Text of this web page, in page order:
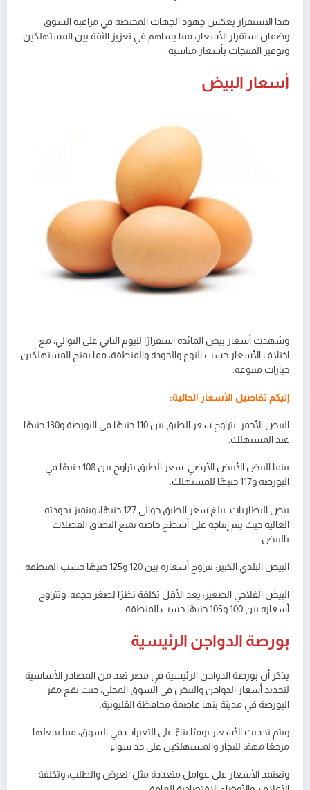
هذا الاستقرار يعكس جهود الجهات المختصة في مراقبة السوق
وضمان استقرار الأسعار، مما يساهم في تعزيز الثقة بين المستهلكين
وتوفير المنتجات بأسعار مناسبة.
أسعار البيض
وشهدت أسعار بيض المائدة استقرارًا لليوم الثاني على التوالي، مع
اختلاف الأسعار حسب النوع والجودة والمنطقة، مما يمنح المستهلكين
خيارات متنوعة.
إليكم تفاصيل الأسعار الحالية:
البيض الأحمر: يتراوح سعر الطبق بين 110 جنيهًا في البورصة و130 جنيهًا
عند المستهلك.
بينما البيض الأبيض الأرضي: سعر الطبق يتراوح بين 108 جنيهًا في
البورصة و117 جنيهًا للمستهلك.
بيض البطاريات: يبلغ سعر الطبق حوالي 127 جنيهًا، ويتميز بجودته
العالية حيث يتم إنتاجه على أسطح خاصة تمنع التصاق الفضلات
بالبيض.
البيض البلدي الكبير: تتراوح أسعاره بين 120 و125 جنيهًا حسب المنطقة.
البيض الفلاحي الصغير: يعد الأقل تكلفة نظرًا لصغر حجمه، وتتراوح
أسعاره بين 100 و105 جنيهًا حسب المنطقة.
بورصة الدواجن الرئيسية
يذكر أن بورصة الدواجن الرئيسية في مصر تعد من المصادر الأساسية
لتحديد أسعار الدواجن والبيض في السوق المحلي، حيث يقع مقر
البورصة في مدينة بنها عاصمة محافظة القليوبية.
ويتم تحديث الأسعار يوميًا بناءً على التغيرات في السوق، مما يجعلها
مرجعًا مهمًا للتجار والمستهلكين على حد سواء.
وتعتمد الأسعار على عوامل متعددة مثل العرض والطلب، وتكلفة